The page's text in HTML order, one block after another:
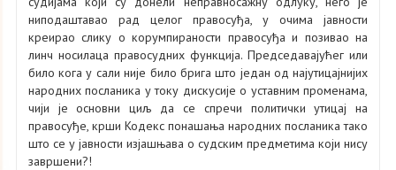
ниподаштавао рад целог правосуђа, у очима јавности
креирао слику о корумпираности правосуђа и позивао на
линч носилаца правосудних функција. Председавајућег или
било кога у сали није било брига што један од најутицајнијих
народних посланика у току дискусије о уставним променама,
чији је основни циљ да се спречи политички утицај на
правосуђе, крши Кодекс понашања народних посланика тако
што се у јавности изјашњава о судским предметима који нису
завршени?!